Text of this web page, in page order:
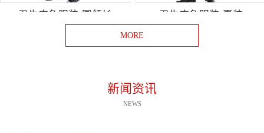
卫生应急服装-圆领衫 卫生应急服装-夏装
MORE
新闻资讯
NEWS